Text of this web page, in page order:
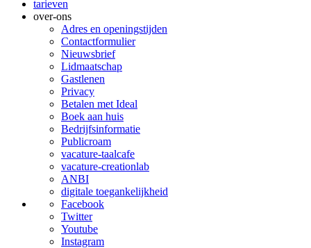
tarieven
over-ons
Adres en openingstijden
Contactformulier
Nieuwsbrief
Lidmaatschap
Gastlenen
Privacy
Betalen met Ideal
Boek aan huis
Bedrijfsinformatie
Publicroam
vacature-taalcafe
vacature-creationlab
ANBI
digitale toegankelijkheid
Facebook
Twitter
Youtube
Instagram